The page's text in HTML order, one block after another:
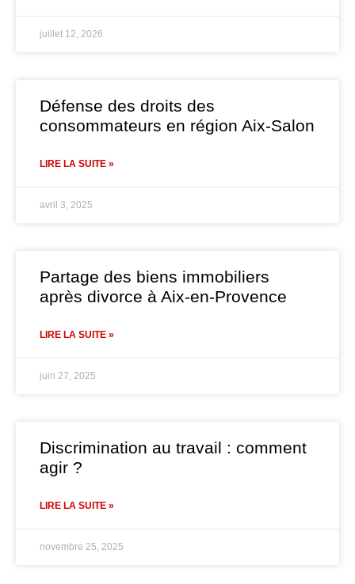
juillet 12, 2026
Défense des droits des
consommateurs en région Aix-Salon
LIRE LA SUITE »
avril 3, 2025
Partage des biens immobiliers
après divorce à Aix-en-Provence
LIRE LA SUITE »
juin 27, 2025
Discrimination au travail : comment
agir ?
LIRE LA SUITE »
novembre 25, 2025